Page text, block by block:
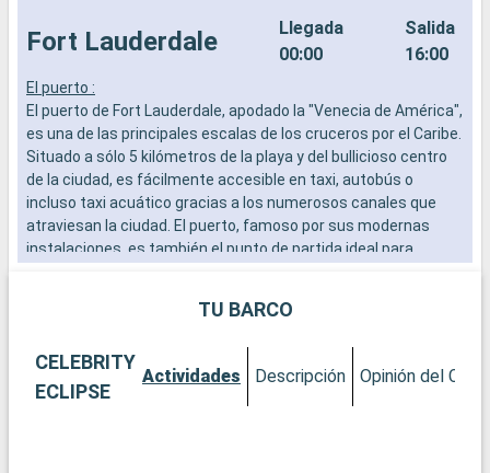
Fort Lauderdale
Llegada
00:00
Salida
16:00
El puerto :
El puerto de Fort Lauderdale, apodado la "Venecia de América",
es una de las principales escalas de los cruceros por el Caribe.
Situado a sólo 5 kilómetros de la playa y del bullicioso centro
de la ciudad, es fácilmente accesible en taxi, autobús o
incluso taxi acuático gracias a los numerosos canales que
atraviesan la ciudad. El puerto, famoso por sus modernas
instalaciones, es también el punto de partida ideal para
Qué visitar en Fort Lauderdale
turquesas. El paseo de Las Olas Boulevard, con sus boutiques,
galerías de arte y restaurantes, ofrece una excepcional
experiencia de compras y relax. El Museo y Jardines Bonnet
TU BARCO
CELEBRITY
ECLIPSE
Actividades Descripción Opinión del